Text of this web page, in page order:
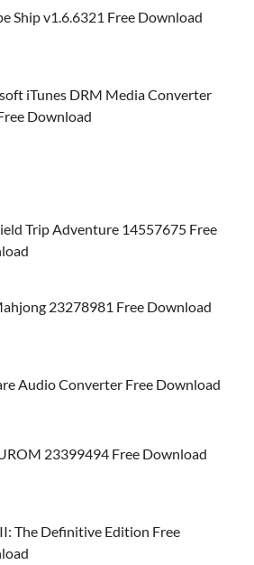
Ship v1.6.6321 Free Download
iTunes DRM Media Converter
Download
Trip Adventure 14557675 Free
23278981 Free Download
Audio Converter Free Download
23399494 Free Download
The Definitive Edition Free